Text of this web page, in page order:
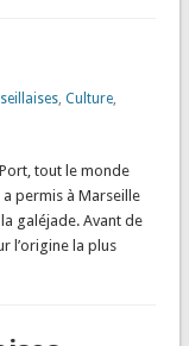
, Culture,
tout le monde
permis à Marseille
galéjade. Avant de
l’origine la plus